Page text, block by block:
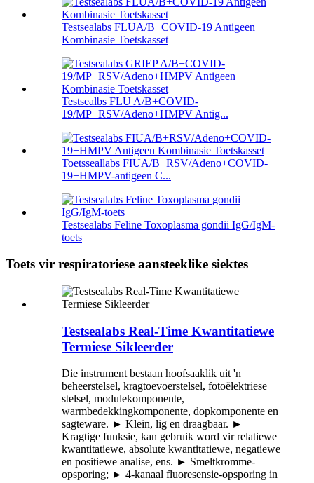
Testsealabs FLUA/B+COVID-19 Antigeen
Kombinasie Toetskasset
Testsealbs FLU A/B+COVID-
19/MP+RSV/Adeno+HMPV Antig...
Toetsseallabs FIUA/B+RSV/Adeno+COVID-
19+HMPV-antigeen C...
Testsealabs Feline Toxoplasma gondii IgG/IgM-
toets
Toets vir respiratoriese aansteeklike siektes
Testsealabs Real-Time Kwantitatiewe
Termiese Sikleerder
Die instrument bestaan ​​hoofsaaklik uit 'n
beheerstelsel, kragtoevoerstelsel, fotoëlektriese
stelsel, modulekomponente,
warmbedekkingkomponente, dopkomponente en
sagteware. ► Klein, lig en draagbaar. ►
Kragtige funksie, kan gebruik word vir relatiewe
kwantitatiewe, absolute kwantitatiewe, negatiewe
en positiewe analise, ens. ► Smeltkromme-
opsporing; ► 4-kanaal fluoresensie-opsporing in